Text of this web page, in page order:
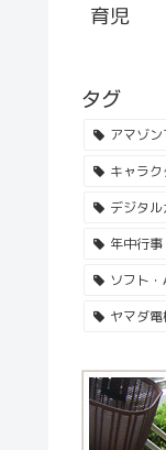
育児
タグ
アマゾ
キャラク
デジタ
年中行事
ソフト
ヤマダ電